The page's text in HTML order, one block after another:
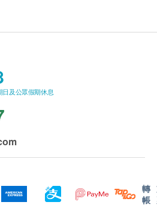
脾、胰、腎、膀胱及前列腺) - 男士
運動之人士
務條款及細則，敬請留意以下
正服用抗生素，建議延遲注
免疫力低下、正在接受藥物治
清楚能否接受該疫苗注射，建
及公眾假期休息
轉
帳